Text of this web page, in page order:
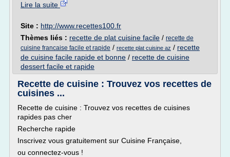
Lire la suite
Site : http://www.recettes100.fr
Thèmes liés : recette de plat cuisine facile / recette de
cuisine francaise facile et rapide / recette plat cuisine az / recette
de cuisine facile rapide et bonne / recette de cuisine
dessert facile et rapide
Recette de cuisine : Trouvez vos recettes de
cuisines ...
Recette de cuisine : Trouvez vos recettes de cuisines
rapides pas cher
Recherche rapide
Inscrivez vous gratuitement sur Cuisine Française,
ou connectez-vous !